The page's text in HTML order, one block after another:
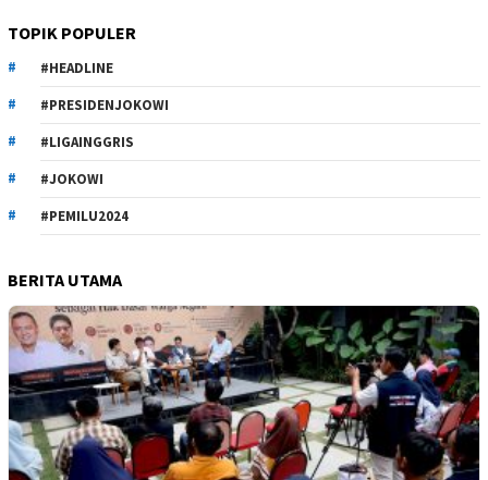
TOPIK POPULER
#HEADLINE
#PRESIDENJOKOWI
#LIGAINGGRIS
#JOKOWI
#PEMILU2024
BERITA UTAMA